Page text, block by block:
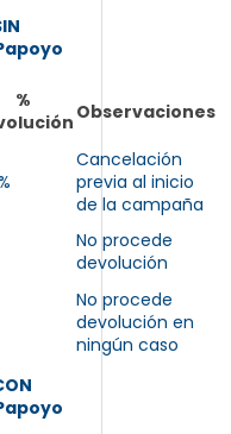
%
Observaciones
Cancelación
previa al inicio
de la campaña
No procede
devolución
No procede
devolución en
ningún caso